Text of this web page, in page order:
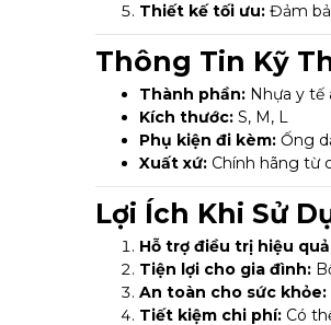
Thiết kế tối ưu: Đảm
Thông Tin Kỹ
Thành phần: Nhựa y tế
Kích thước: S, M, L
Phụ kiện đi kèm: Ống
Xuất xứ: Chính hãng từ
Lợi Ích Khi Sử
Hỗ trợ điều trị hiệu
Tiện lợi cho gia đình:
An toàn cho sức khỏe:
Tiết kiệm chi phí: Có